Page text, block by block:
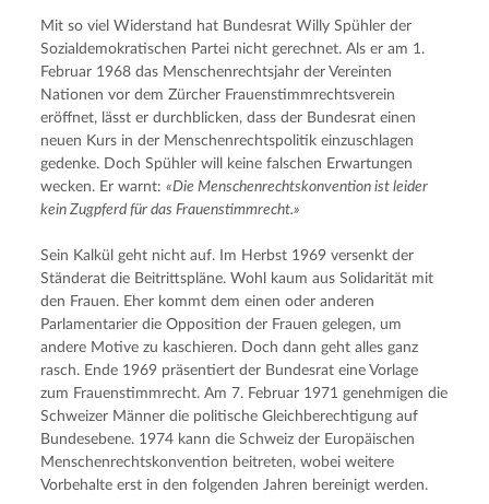
Mit so viel Widerstand hat Bundesrat Willy Spühler der
Sozialdemokratischen Partei nicht gerechnet. Als er am 1.
Februar 1968 das Menschenrechtsjahr der Vereinten
Nationen vor dem Zürcher Frauenstimmrechtsverein
eröffnet, lässt er durchblicken, dass der Bundesrat einen
neuen Kurs in der Menschenrechtspolitik einzuschlagen
gedenke. Doch Spühler will keine falschen Erwartungen
wecken. Er warnt: «Die Menschenrechtskonvention ist leider
kein Zugpferd für das Frauenstimmrecht.»
Sein Kalkül geht nicht auf. Im Herbst 1969 versenkt der
Ständerat die Beitrittspläne. Wohl kaum aus Solidarität mit
den Frauen. Eher kommt dem einen oder anderen
Parlamentarier die Opposition der Frauen gelegen, um
andere Motive zu kaschieren. Doch dann geht alles ganz
rasch. Ende 1969 präsentiert der Bundesrat eine Vorlage
zum Frauenstimmrecht. Am 7. Februar 1971 genehmigen die
Schweizer Männer die politische Gleichberechtigung auf
Bundesebene. 1974 kann die Schweiz der Europäischen
Menschenrechtskonvention beitreten, wobei weitere
Vorbehalte erst in den folgenden Jahren bereinigt werden.